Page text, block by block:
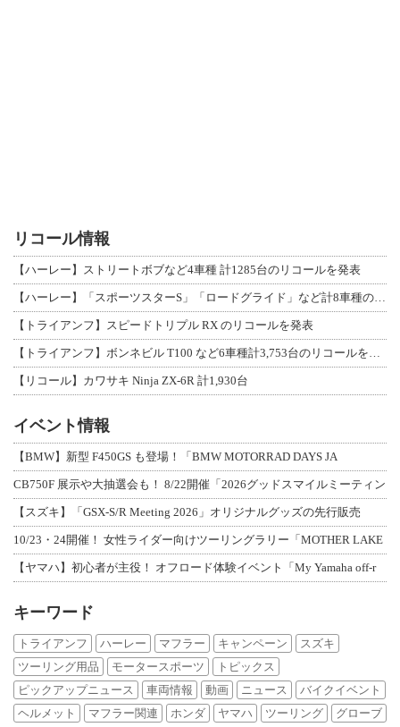
リコール情報
【ハーレー】ストリートボブなど4車種 計1285台のリコールを発表
【ハーレー】「スポーツスターS」「ロードグライド」など計8車種のリコールを発表
【トライアンフ】スピードトリプル RX のリコールを発表
【トライアンフ】ボンネビル T100 など6車種計3,753台のリコールを発表
【リコール】カワサキ Ninja ZX-6R 計1,930台
イベント情報
【BMW】新型 F450GS も登場！「BMW MOTORRAD DAYS JA
CB750F 展示や大抽選会も！ 8/22開催「2026グッドスマイルミーティン
【スズキ】「GSX-S/R Meeting 2026」オリジナルグッズの先行販売
10/23・24開催！ 女性ライダー向けツーリングラリー「MOTHER LAKE
【ヤマハ】初心者が主役！ オフロード体験イベント「My Yamaha off-r
キーワード
トライアンフ ハーレー マフラー キャンペーン
スズキ
ツーリング用品
モータースポーツ
トピックス
ピックアップニュース
車両情報 動画 ニュース
バイクイベント
ヘルメット
マフラー関連 ホンダ ヤマハ ツーリング グローブ